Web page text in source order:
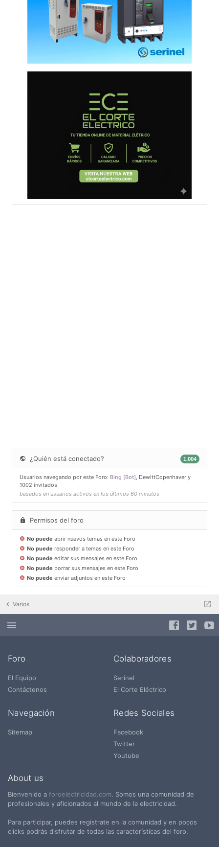
¿Quién está conectado? 1,004
Usuarios navegando por este Foro: Bing [Bot], DewittCopenhaver y
1002 invitados
basados en usuarios activos en los últimos 60 minutos
Permisos del foro
No puede abrir nuevos temas en este Foro
No puede responder a temas en este Foro
No puede editar sus mensajes en este Foro
No puede borrar sus mensajes en este Foro
No puede enviar adjuntos en este Foro
Varios
Foro
El Equipo
Contáctenos
Colaboradores
Serinel
El Corte Eléctrico
Navegación
Sitemap
Redes Sociales
Facebook
Twitter
Youtube
About us
Bienvenido a foroelectricidad.com. Somos una comunidad de
profesionales y aficionados al mundo de la electricidad.
Para participar, puedes registrate en la comunidad y en pocos
clicks podrás disfrutar de todas las características del foro.